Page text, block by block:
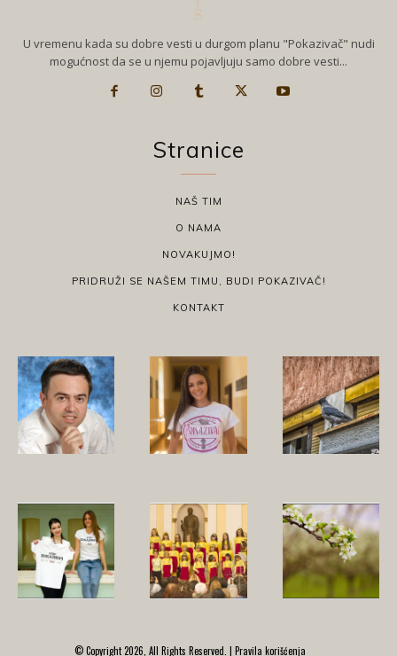
U vremenu kada su dobre vesti u durgom planu "Pokazivač" nudi
mogućnost da se u njemu pojavljuju samo dobre vesti...
Stranice
NAŠ TIM
O NAMA
NOVAKUJMO!
PRIDRUŽI SE NAŠEM TIMU, BUDI POKAZIVAČ!
KONTAKT
© Copyright 2026, All Rights Reserved. | Pravila korišćenja